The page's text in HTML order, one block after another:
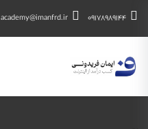
09178989144
academy@imanfrd.ir